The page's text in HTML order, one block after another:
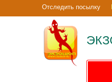
Отследить посылку